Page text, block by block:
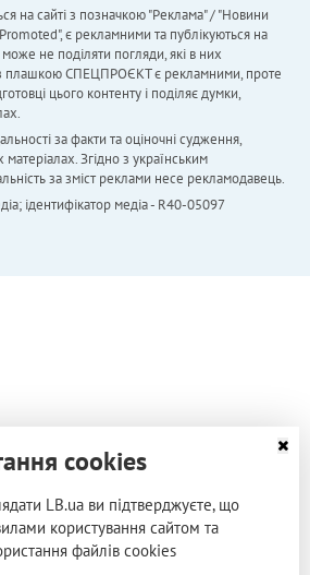
на сайті з позначкою "Реклама" / "Новини
є рекламними та публікуються на
не поділяти погляди, які в них
з плашкою СПЕЦПРОЄКТ є рекламними, проте
цього контенту і поділяє думки,
за факти та оціночні судження,
Згідно з українським
за зміст реклами несе рекламодавець.
ідентифікатор медіа - R40-05097
cookies
LB.ua ви підтверджуєте, що
користування сайтом та
файлів cookies